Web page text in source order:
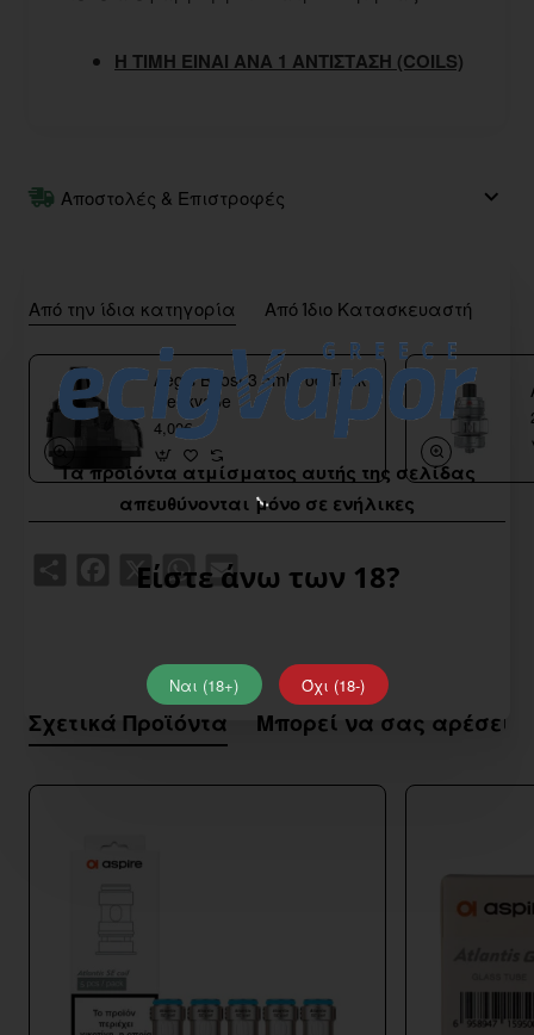
Τα προϊόντα ατμίσματος αυτής της σελίδας
απευθύνονται μόνο σε ενήλικες
Είστε άνω των 18?
Ναι (18+) Όχι (18-)
Η ΤΙΜΗ ΕΙΝΑΙ ΑΝΑ 1 ΑΝΤΙΣΤΑΣΗ (COILS)
Αποστολές & Επιστροφές
Από την ίδια κατηγορία Από Ίδιο Κατασκευαστή
Aegis Boost 3 5ml Pod Tank
Geekvape
4,00€
Facebook
X WhatsApp
Σχετικά Προϊόντα Μπορεί να σας αρέσει